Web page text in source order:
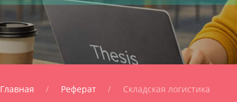
Главная Реферат Складская логистика